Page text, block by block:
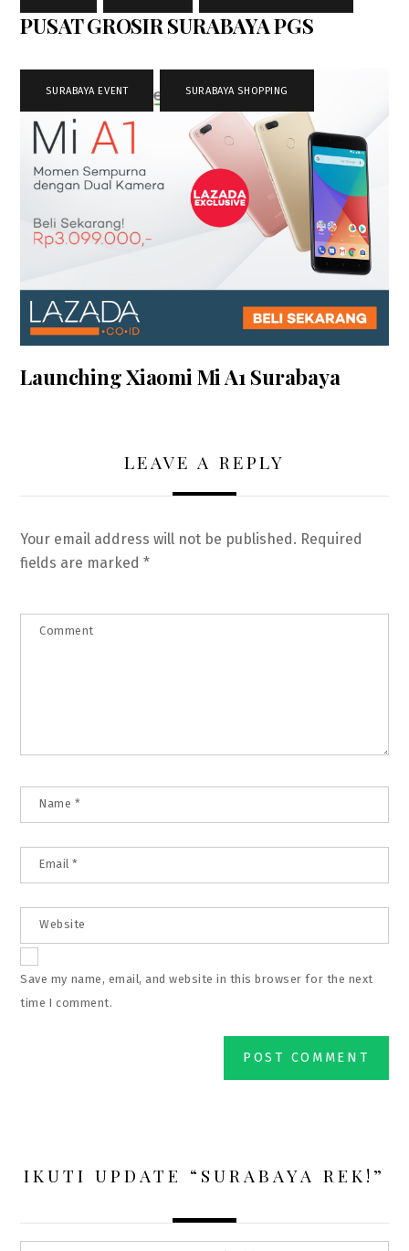
PUSAT GROSIR SURABAYA PGS
SURABAYA EVENT , SURABAYA SHOPPING
Launching Xiaomi Mi A1 Surabaya
LEAVE A REPLY
Your email address will not be published. Required
fields are marked*
Comment
Name *
Email*
Website
Save my name, email, and website in this browser for the next
time I comment.
IKUTI UPDATE “SURABAYA REK!”